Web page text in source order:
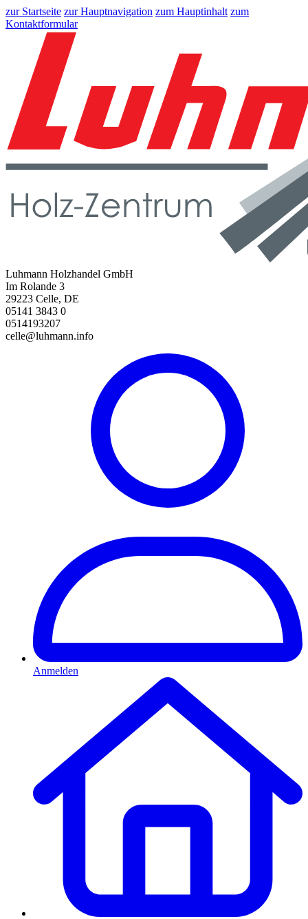
zur Startseite zur Hauptnavigation zum Hauptinhalt zum
Kontaktformular
Luhmann Holzhandel GmbH
Im Rolande 3
29223 Celle, DE
05141 3843 0
0514193207
celle@luhmann.info
Anmelden